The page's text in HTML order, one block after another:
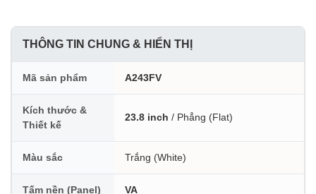
THÔNG TIN CHUNG & HIỂN THỊ
Mã sản phẩm A243FV
Kích thước &
Thiết kế
23.8 inch / Phẳng (Flat)
Màu sắc Trắng (White)
Tấm nền (Panel) VA